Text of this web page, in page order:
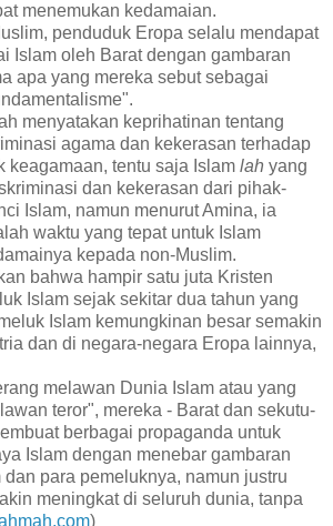
menemukan kedamaian.
penduduk Eropa selalu mendapat
Islam oleh Barat dengan gambaran
apa yang mereka sebut sebagai
menyatakan keprihatinan tentang
agama dan kekerasan terhadap
keagamaan, tentu saja Islam lah yang
dan kekerasan dari pihak-
Islam, namun menurut Amina, ia
waktu yang tepat untuk Islam
kepada non-Muslim.
bahwa hampir satu juta Kristen
Islam sejak sekitar dua tahun yang
Islam kemungkinan besar semakin
dan di negara-negara Eropa lainnya,
melawan Dunia Islam atau yang
teror", mereka - Barat dan sekutu-
berbagai propaganda untuk
Islam dengan menebar gambaran
dan para pemeluknya, namun justru
meningkat di seluruh dunia, tanpa
)